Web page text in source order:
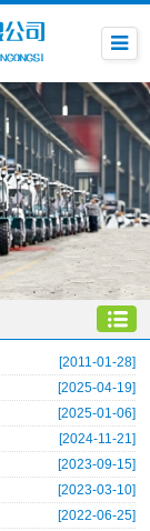
[2011-01-28]
[2025-04-19]
[2025-01-06]
[2024-11-21]
[2023-09-15]
[2023-03-10]
[2022-06-25]